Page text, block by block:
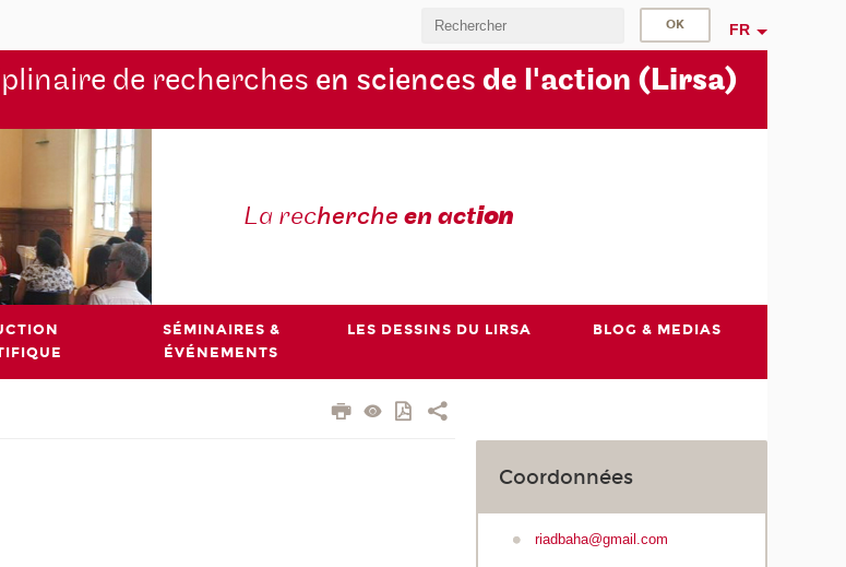
FR
de recherches en sciences de l'action (Lirsa)
La recherche en action
SÉMINAIRES &
ÉVÉNEMENTS
LES DESSINS DU LIRSA BLOG & MEDIAS
Coordonnées
riadbaha@gmail.com